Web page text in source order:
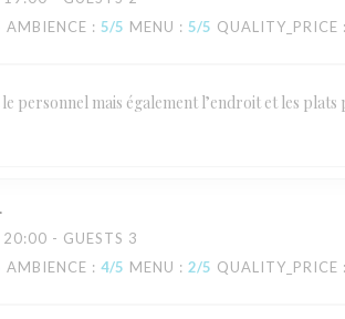
AMBIENCE : 5/5 MENU : 5/5 QUALITY_PRICE
personnel mais également l’endroit et les
20:00 - GUESTS 3
AMBIENCE : 4/5 MENU : 2/5 QUALITY_PRICE